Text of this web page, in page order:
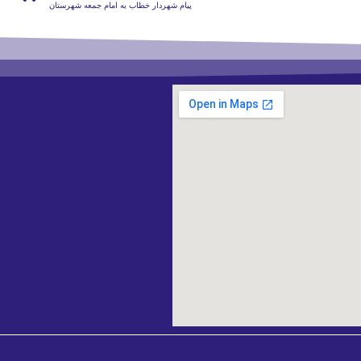
پیام شهردار خطاب به امام جمعه شهرستان